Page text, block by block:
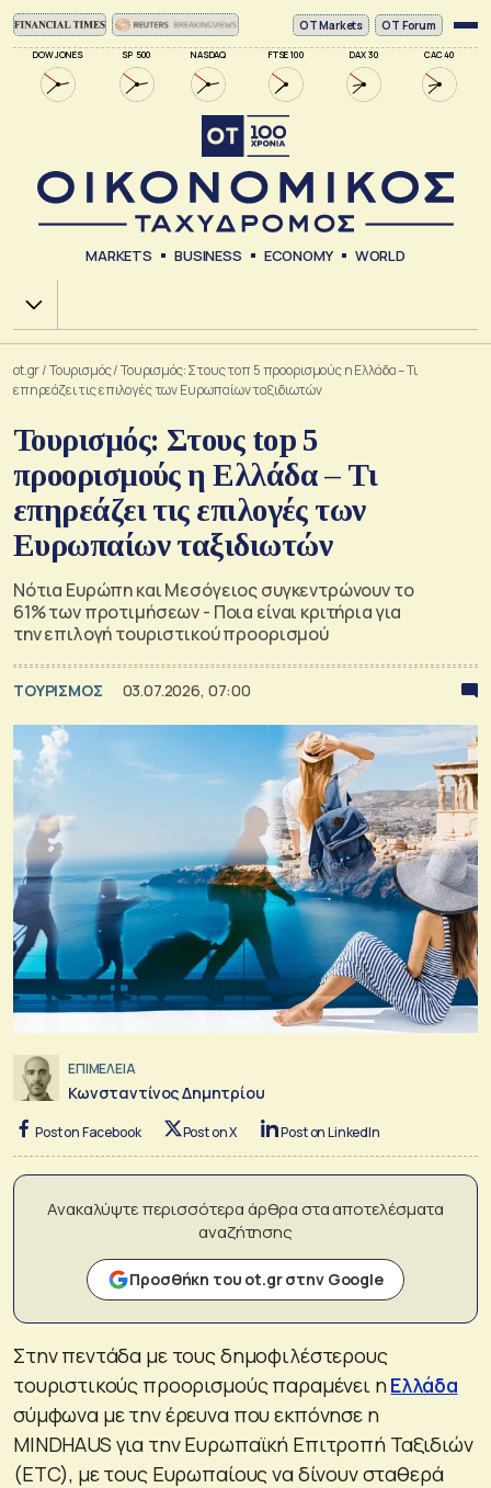
DOW JONES SP 500 NASDAQ FTSE 100 DAX 30 CAC 40
ΟΤ Markets OT Forum
MARKETS BUSINESS ECONOMY WORLD
Χ.Α.
ot.gr/Τουρισμός/Τουρισμός: Στους τοπ 5 προορισμούς η Ελλάδα – Τι
επηρεάζει τις επιλογές των Ευρωπαίων ταξιδιωτών
Τουρισμός: Στους top 5
προορισμούς η Ελλάδα – Τι
επηρεάζει τις επιλογές των
Ευρωπαίων ταξιδιωτών
Νότια Ευρώπη και Μεσόγειος συγκεντρώνουν το
61% των προτιμήσεων - Ποια είναι κριτήρια για
την επιλογή τουριστικού προορισμού
ΤΟΥΡΙΣΜΟΣ 03.07.2026, 07:00
ΕΠΙΜΕΛΕΙΑ
Κωνσταντίνος Δημητρίου
Post on Facebook Post on X Post on LinkedIn
Ανακαλύψτε περισσότερα άρθρα στα αποτελέσματα
αναζήτησης
Προσθήκη του ot.gr στην Google
Στην πεντάδα με τους δημοφιλέστερους
τουριστικούς προορισμούς παραμένει ηΕλλάδα
σύμφωνα με την έρευνα που εκπόνησε η
MINDHAUS για την Ευρωπαϊκή Επιτροπή Ταξιδιών
(ETC), με τους Ευρωπαίους να δίνουν σταθερά